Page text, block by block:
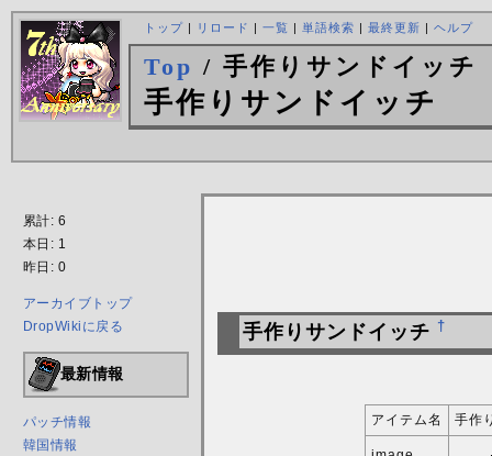
トップ| リロード | 一覧 | 単語検索 | 最終更新 | ヘルプ
Top / 手作りサンドイッチ
手作りサンドイッチ
累計: 6
本日: 1
昨日: 0
アーカイブトップ
DropWikiに戻る
最新情報
パッチ情報
韓国情報
手作りサンドイッチ †
アイテム名 手作